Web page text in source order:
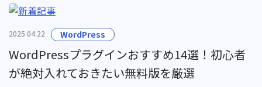
2025.04.22 WordPress
WordPressプラグインおすすめ14選！初心者
が絶対入れておきたい無料版を厳選